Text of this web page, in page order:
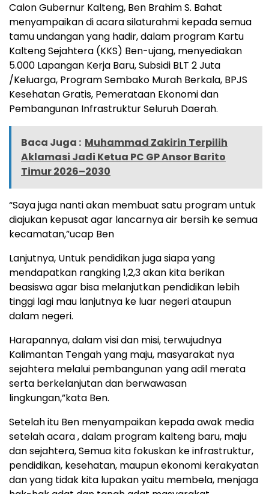
Calon Gubernur Kalteng, Ben Brahim S. Bahat
menyampaikan di acara silaturahmi kepada semua
tamu undangan yang hadir, dalam program Kartu
Kalteng Sejahtera (KKS) Ben-ujang, menyediakan
5.000 Lapangan Kerja Baru, Subsidi BLT 2 Juta
/Keluarga, Program Sembako Murah Berkala, BPJS
Kesehatan Gratis, Pemerataan Ekonomi dan
Pembangunan Infrastruktur Seluruh Daerah.
Baca Juga : Muhammad Zakirin Terpilih
Aklamasi Jadi Ketua PC GP Ansor Barito
Timur 2026–2030
“Saya juga nanti akan membuat satu program untuk
diajukan kepusat agar lancarnya air bersih ke semua
kecamatan,”ucap Ben
Lanjutnya, Untuk pendidikan juga siapa yang
mendapatkan rangking 1,2,3 akan kita berikan
beasiswa agar bisa melanjutkan pendidikan lebih
tinggi lagi mau lanjutnya ke luar negeri ataupun
dalam negeri.
Harapannya, dalam visi dan misi, terwujudnya
Kalimantan Tengah yang maju, masyarakat nya
sejahtera melalui pembangunan yang adil merata
serta berkelanjutan dan berwawasan
lingkungan,”kata Ben.
Setelah itu Ben menyampaikan kepada awak media
setelah acara , dalam program kalteng baru, maju
dan sejahtera, Semua kita fokuskan ke infrastruktur,
pendidikan, kesehatan, maupun ekonomi kerakyatan
dan yang tidak kita lupakan yaitu membela, menjaga